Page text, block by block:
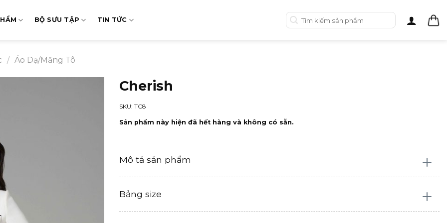
BỘ SƯU TẬP TIN TỨC
Tìm
kiếm:
/ Áo Dạ/Măng Tô
Cherish
SKU: TC8
Sản phẩm này hiện đã hết hàng và không có sẵn.
Mô tả sản phẩm
Bảng size